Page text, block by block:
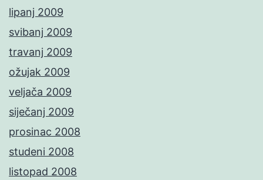
lipanj 2009
svibanj 2009
travanj 2009
ožujak 2009
veljača 2009
siječanj 2009
prosinac 2008
studeni 2008
listopad 2008